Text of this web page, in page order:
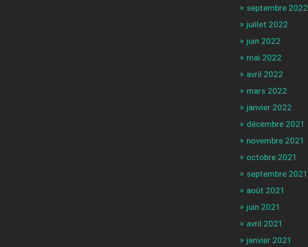
septembre 2022
juillet 2022
juin 2022
mai 2022
avril 2022
mars 2022
janvier 2022
décembre 2021
novembre 2021
octobre 2021
septembre 2021
août 2021
juin 2021
avril 2021
janvier 2021